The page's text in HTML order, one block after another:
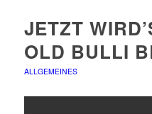
JETZT
OLD BULLI
ALLGEMEINES